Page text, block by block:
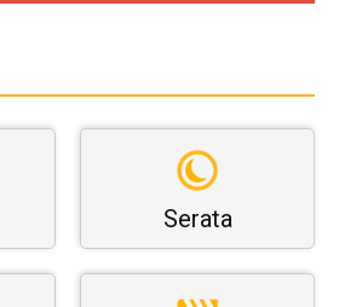
Serata